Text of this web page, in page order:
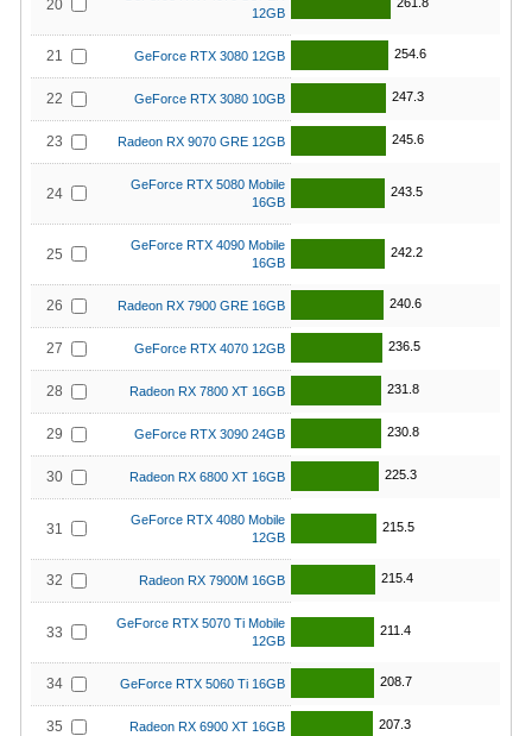
20
12GB
21 GeForce RTX 3080 12GB 254.6
22 GeForce RTX 3080 10GB 247.3
23 Radeon RX 9070 GRE 12GB 245.6
24
GeForce RTX 5080 Mobile
16GB
243.5
25
GeForce RTX 4090 Mobile
16GB
242.2
26 Radeon RX 7900 GRE 16GB 240.6
27 GeForce RTX 4070 12GB 236.5
28 Radeon RX 7800 XT 16GB 231.8
29 GeForce RTX 3090 24GB 230.8
30 Radeon RX 6800 XT 16GB 225.3
31
GeForce RTX 4080 Mobile
12GB
215.5
32 Radeon RX 7900M 16GB 215.4
33
GeForce RTX 5070 Ti Mobile
12GB
211.4
34 GeForce RTX 5060 Ti 16GB 208.7
35 Radeon RX 6900 XT 16GB 207.3